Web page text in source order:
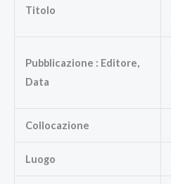
Titolo
Pubblicazione : Editore,
Data
Collocazione
Luogo